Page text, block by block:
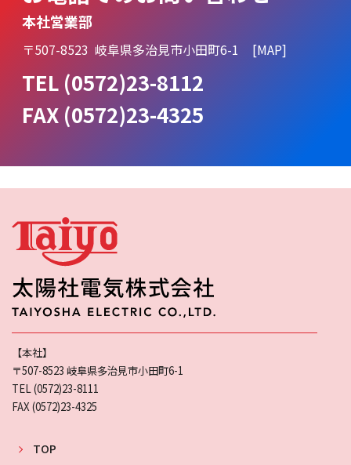
本社営業部
〒507-8523 岐阜県多治見市小田町6-1 [MAP]
TEL (0572)23-8112
FAX (0572)23-4325
サイト情報
【本社】
〒507-8523 岐阜県多治見市小田町6-1
TEL (0572)23-8111
FAX (0572)23-4325
サイトマップ
TOP